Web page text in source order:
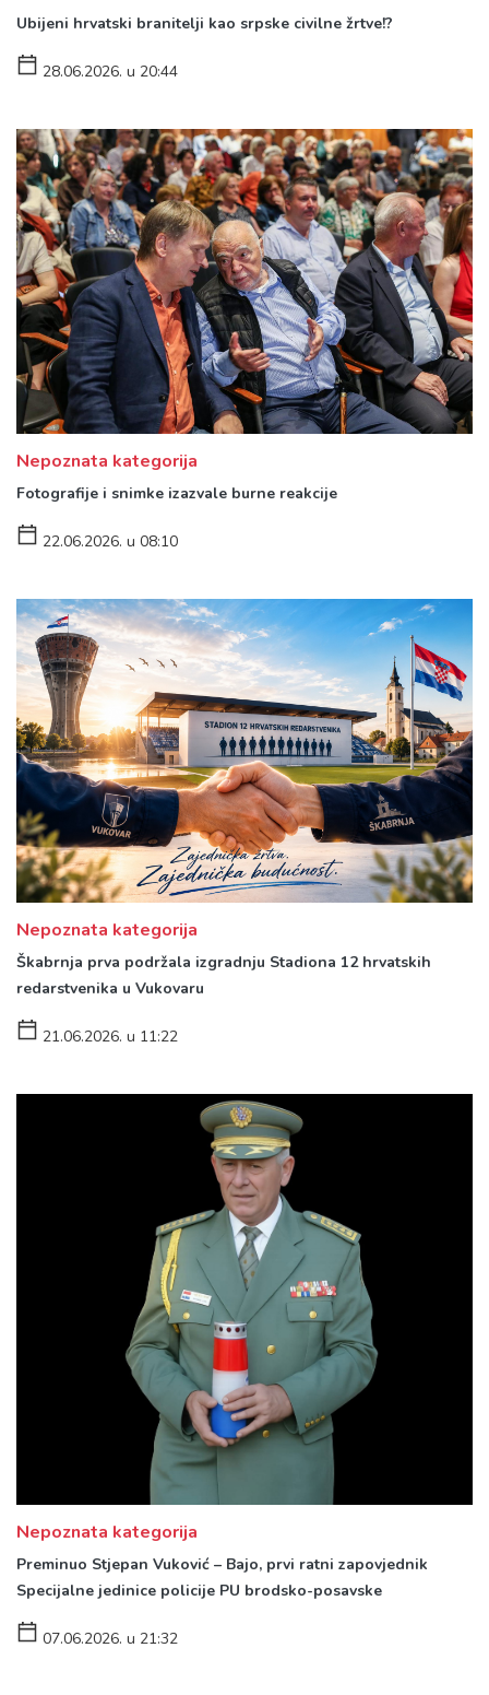
Ubijeni hrvatski branitelji kao srpske civilne žrtve!?
28.06.2026. u 20:44
Nepoznata kategorija
Fotografije i snimke izazvale burne reakcije
22.06.2026. u 08:10
Nepoznata kategorija
Škabrnja prva podržala izgradnju Stadiona 12 hrvatskih
redarstvenika u Vukovaru
21.06.2026. u 11:22
Nepoznata kategorija
Preminuo Stjepan Vuković – Bajo, prvi ratni zapovjednik
Specijalne jedinice policije PU brodsko-posavske
07.06.2026. u 21:32